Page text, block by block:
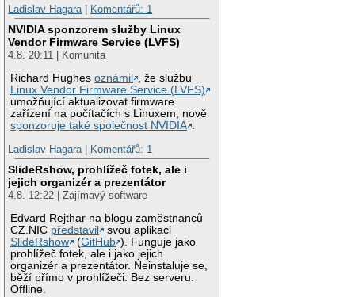
Ladislav Hagara
Komentářů: 1
NVIDIA sponzorem služby Linux
Vendor Firmware Service (LVFS)
4.8. 20:11 | Komunita
Richard Hughesoznámil
, že službu
Linux Vendor Firmware Service (LVFS)
umožňující aktualizovat firmware
zařízení na počítačích s Linuxem, nově
sponzoruje také společnost NVIDIA .
Ladislav Hagara | Komentářů: 1
SlideRshow, prohlížeč fotek, ale i
jejich organizér a prezentátor
4.8. 12:22 | Zajímavý software
Edvard Rejthar na blogu zaměstnanců
CZ.NIC představil
svou aplikaci
SlideRshow
(GitHub ). Funguje jako
prohlížeč fotek, ale i jako jejich
organizér a prezentátor. Neinstaluje se,
běží přímo v prohlížeči. Bez serveru.
Offline.